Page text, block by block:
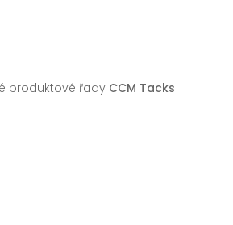
produktové řady CCM Tacks